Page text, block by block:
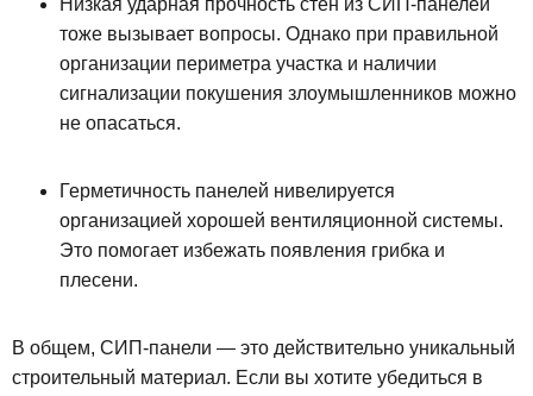
Низкая ударная прочность стен из СИП-панелей
тоже вызывает вопросы. Однако при правильной
организации периметра участка и наличии
сигнализации покушения злоумышленников можно
не опасаться.
Герметичность панелей нивелируется
организацией хорошей вентиляционной системы.
Это помогает избежать появления грибка и
плесени.
В общем, СИП-панели — это действительно уникальный
строительный материал. Если вы хотите убедиться в